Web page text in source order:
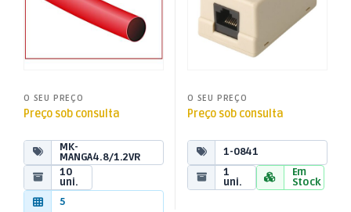
O SEU PREÇO
Preço sob consulta
MK-
MANGA4.8/1.2VR
10
uni.
5
O SEU PREÇO
Preço sob consulta
1-0841
1
uni.
Em
Stock